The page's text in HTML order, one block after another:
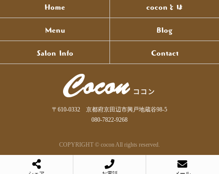
Home coconとは
Menu Blog
Salon Info Contact
〒610-0332 京都府京田辺市興戸地蔵谷98-5
080-7822-9268
COPYRIGHT © cocon All rights reserved.